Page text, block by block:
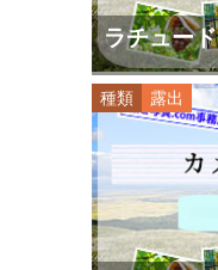
ラチュード
種類 露出